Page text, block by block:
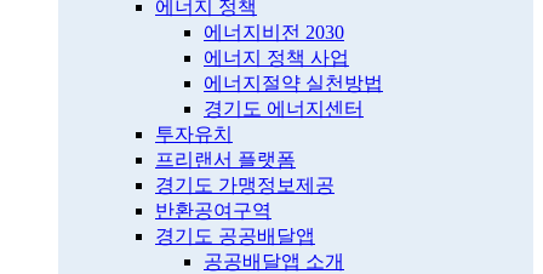
에너지 정책
에너지비전 2030
에너지 정책 사업
에너지절약 실천방법
경기도 에너지센터
투자유치
프리랜서 플랫폼
경기도 가맹정보제공
반환공여구역
경기도 공공배달앱
공공배달앱 소개